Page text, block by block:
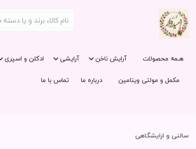
هـمه محصولات آرایش ناخن آرایشی ادکلن و اسپری
مکمل و مولتی ویتامین
درباره ما تماس با ما
سالنی و ارایشگاهی